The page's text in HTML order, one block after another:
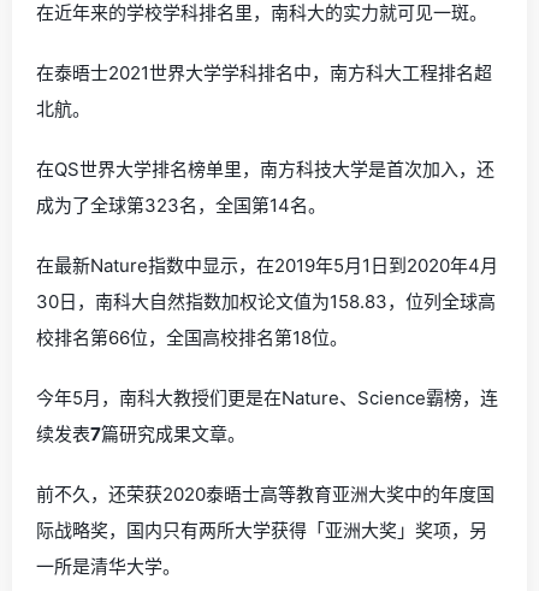
在近年来的学校学科排名里，南科大的实力就可见一斑。
在泰晤士2021世界大学学科排名中，南方科大工程排名超
北航。
在QS世界大学排名榜单里，南方科技大学是首次加入，还
成为了全球第323名，全国第14名。
在最新Nature指数中显示，在2019年5月1日到2020年4月
30日，南科大自然指数加权论文值为158.83，位列全球高
校排名第66位，全国高校排名第18位。
今年5月，南科大教授们更是在Nature、Science霸榜，连
续发表7篇研究成果文章。
前不久，还荣获2020泰晤士高等教育亚洲大奖中的年度国
际战略奖，国内只有两所大学获得「亚洲大奖」奖项，另
一所是清华大学。